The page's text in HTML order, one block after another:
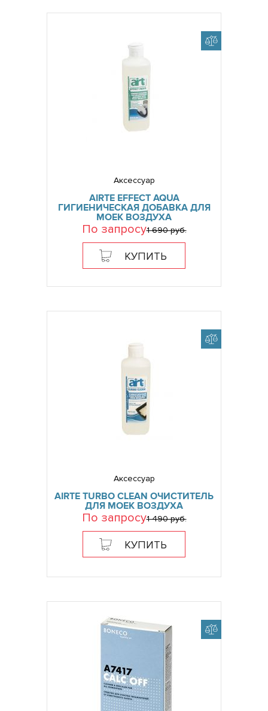
Аксессуар
AIRTE EFFECT AQUA
ГИГИЕНИЧЕСКАЯ ДОБАВКА ДЛЯ
МОЕК ВОЗДУХА
По запросу1 690 руб.
КУПИТЬ
Аксессуар
AIRTE TURBO CLEAN ОЧИСТИТЕЛЬ
ДЛЯ МОЕК ВОЗДУХА
По запросу1 490 руб.
КУПИТЬ